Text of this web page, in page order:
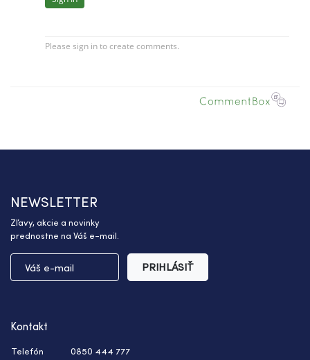
NEWSLETTER
Zľavy, akcie a novinky
prednostne na Váš e-mail.
PRIHLÁSIŤ
Kontakt
Telefón 0850 444 777